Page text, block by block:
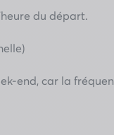
du départ.
end, car la